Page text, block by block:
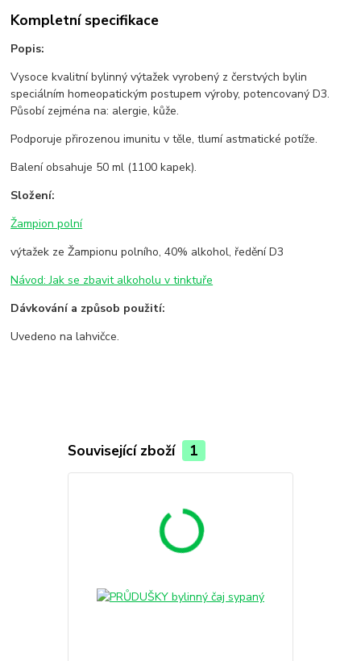
Kompletní specifikace
Popis:
Vysoce kvalitní bylinný výtažek vyrobený z čerstvých bylin
speciálním homeopatickým postupem výroby, potencovaný D3.
Působí zejména na: alergie, kůže.
Podporuje přirozenou imunitu v těle, tlumí astmatické potíže.
Balení obsahuje 50 ml (1100 kapek).
Složení:
Žampion polní
výtažek ze Žampionu polního, 40% alkohol, ředění D3
Návod: Jak se zbavit alkoholu v tinktuře
Dávkování a způsob použití:
Uvedeno na lahvičce.
Související zboží 1